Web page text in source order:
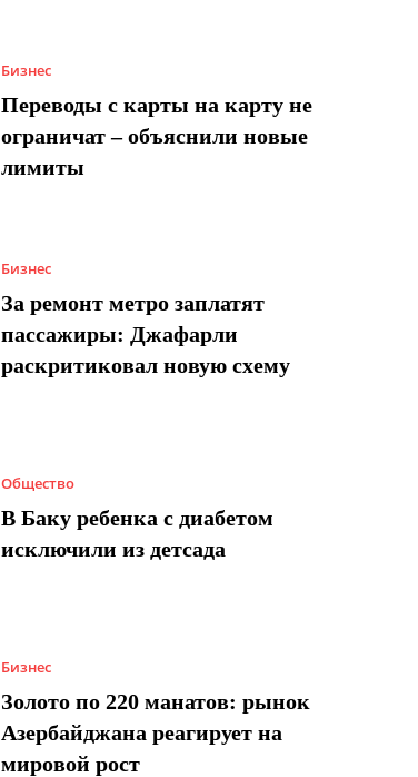
Бизнес
Переводы с карты на карту не
ограничат – объяснили новые
лимиты
Бизнес
За ремонт метро заплатят
пассажиры: Джафарли
раскритиковал новую схему
Общество
В Баку ребенка с диабетом
исключили из детсада
Бизнес
Золото по 220 манатов: рынок
Азербайджана реагирует на
мировой рост